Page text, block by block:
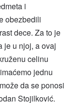
i
obezbedili
dece. Za to je
je u njoj, a ovaj
celinu
jednu
da se ponosi
Stojilković.